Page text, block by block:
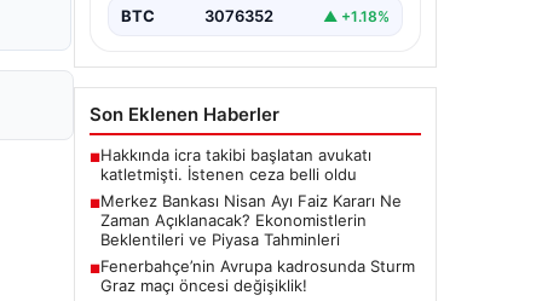
BTC 3076352 ▲ +1.18%
Son Eklenen Haberler
■Hakkında icra takibi başlatan avukatı
katletmişti. İstenen ceza belli oldu
■Merkez Bankası Nisan Ayı Faiz Kararı Ne
Zaman Açıklanacak? Ekonomistlerin
Beklentileri ve Piyasa Tahminleri
■Fenerbahçe’nin Avrupa kadrosunda Sturm
Graz maçı öncesi değişiklik!